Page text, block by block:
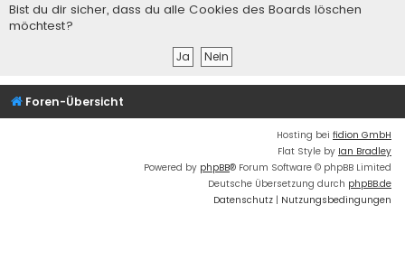
Bist du dir sicher, dass du alle Cookies des Boards löschen
möchtest?
Foren-Übersicht
Hosting bei fidion GmbH
Flat Style by Ian Bradley
Powered by phpBB® Forum Software © phpBB Limited
Deutsche Übersetzung durch phpBB.de
Datenschutz | Nutzungsbedingungen